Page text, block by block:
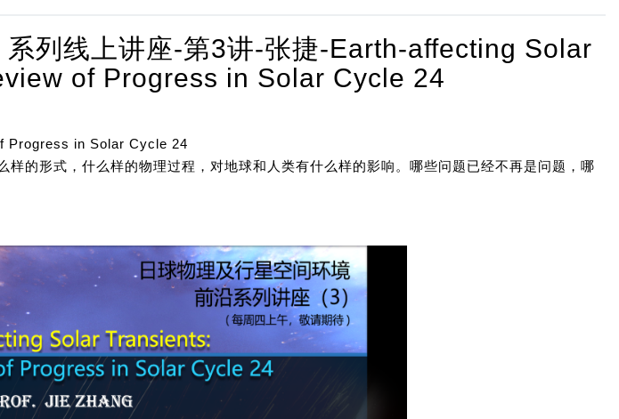
系列线上讲座-第3讲-张捷-Earth-affecting Solar
of Progress in Solar Cycle 24
Progress in Solar Cycle 24
样的形式，什么样的物理过程，对地球和人类有什么样的影响。哪些问题已经不再是问题，哪